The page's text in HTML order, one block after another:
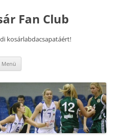
Fan Club
kosárlabdacsapatáért!
Menü